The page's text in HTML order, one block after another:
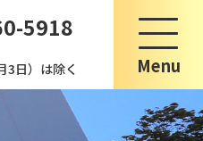
5918
3日）は除く